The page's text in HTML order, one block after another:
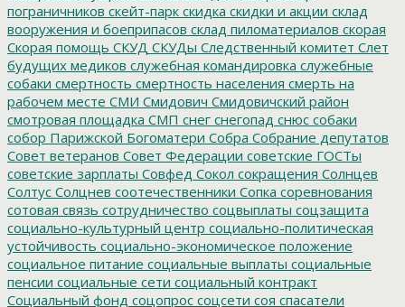
пограничников скейт-парк скидка скидки и акции склад
вооружения и боеприпасов склад пиломатериалов скорая
Скорая помощь СКУД СКУДы Следственный комитет Слет
будущих медиков служебная командировка служебные
собаки смертность смертность населения смерть на
рабочем месте СМИ Смидович Смидовичский район
смотровая площадка СМП снег снегопад снюс собаки
собор Парижской Богоматери Собра Собрание депутатов
Совет ветеранов Совет Федерации советские ГОСТы
советские зарплаты Совфед Сокол сокращения Солнцев
Солтус Солцнев соотечественники Сопка соревнования
сотовая связь сотрудничество соцвыплаты соцзащита
социально-культурный центр социально-политическая
устойчивость социально-экономическое положение
социальное питание социальные выплаты социальные
пенсии социальные сети социальный контракт
Социальный фонд соцопрос соцсети соя спасатели